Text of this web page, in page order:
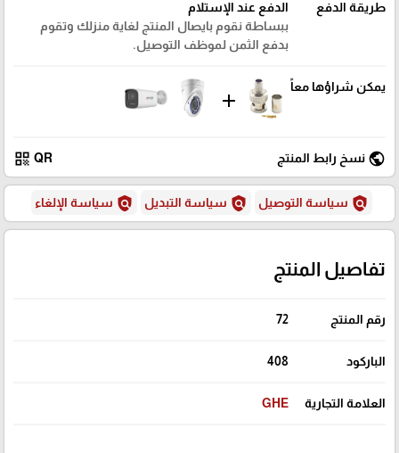
طريقة الدفع
الدفع عند الإستلام
ببساطة نقوم بايصال المنتج لغاية منزلك وتقوم
بدفع الثمن لموظف التوصيل.
يمكن شراؤها معاً
add
public نسخ رابط المنتج QR
qr_code
policy سياسة التوصيل policy سياسة التبديل policy سياسة الإلغاء
تفاصيل المنتج
رقم المنتج 72
الباركود 408
العلامة التجارية GHE